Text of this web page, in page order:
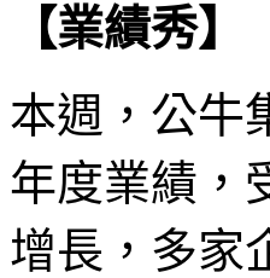
【業績秀】
本週，公牛
年度業績，
增長，多家